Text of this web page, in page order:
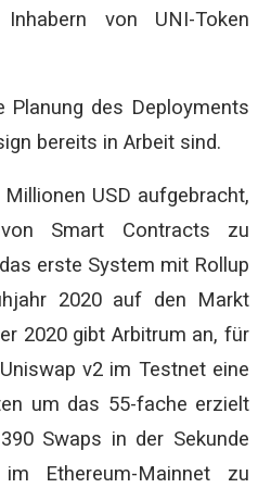
von UNI-Token
Planung des Deployments
bereits in Arbeit sind.
USD aufgebracht,
Smart Contracts zu
erste System mit Rollup
2020 auf den Markt
2020 gibt Arbitrum an, für
v2 im Testnet eine
um das 55-fache erzielt
Swaps in der Sekunde
Ethereum-Mainnet zu